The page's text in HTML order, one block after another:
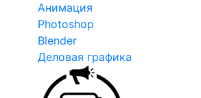
Анимация
Photoshop
Blender
Деловая графика